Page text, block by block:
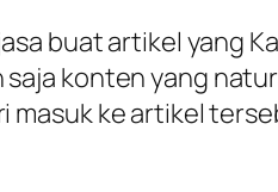
buat artikel yang
saja konten yang
masuk ke artikel